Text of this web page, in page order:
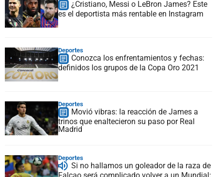
¿Cristiano, Messi o LeBron James? Este
es el deportista más rentable en Instagram
Deportes
Conozca los enfrentamientos y fechas:
definidos los grupos de la Copa Oro 2021
Deportes
Movió vibras: la reacción de James a
trinos que enaltecieron su paso por Real
Madrid
Deportes
Si no hallamos un goleador de la raza de
Falcao será complicado volver a un Mundial: